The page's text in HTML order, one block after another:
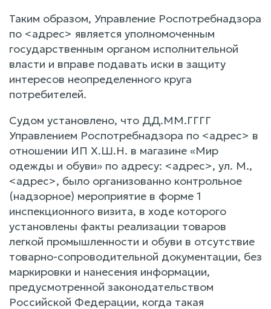
Таким образом, Управление Роспотребнадзора
по <адрес> является уполномоченным
государственным органом исполнительной
власти и вправе подавать иски в защиту
интересов неопределенного круга
потребителей.
Судом установлено, что ДД.ММ.ГГГГ
Управлением Роспотребнадзора по <адрес> в
отношении ИП Х.Ш.Н. в магазине «Мир
одежды и обуви» по адресу: <адрес>, ул. М.,
<адрес>, было организованно контрольное
(надзорное) мероприятие в форме 1
инспекционного визита, в ходе которого
установлены факты реализации товаров
легкой промышленности и обуви в отсутствие
товарно-сопроводительной документации, без
маркировки и нанесения информации,
предусмотренной законодательством
Российской Федерации, когда такая